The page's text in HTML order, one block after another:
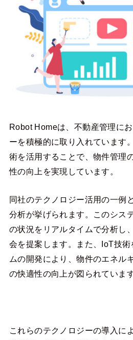
Robot Homeは、不動産管理に
ーを積極的に取り入れています
術を活用することで、物件管理
性の向上を実現しています。
同社のテクノロジー活用の一例
分析が挙げられます。このシス
の状況をリアルタイムで分析し
会を提案します。また、IoT技
ムの開発により、物件のエネル
の快適性の向上が図られています
これらのテクノロジーの導入に